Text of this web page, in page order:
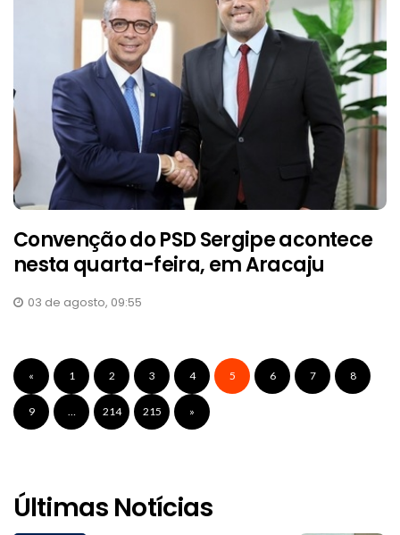
Convenção do PSD Sergipe acontece
nesta quarta-feira, em Aracaju
03 de agosto, 09:55
« 1 2 3 4 5 6 7 8
9 … 214 215 »
Últimas Notícias